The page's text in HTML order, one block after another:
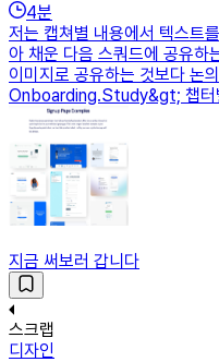
4분
저는 캡쳐별 내용에서 텍스트
아 채운 다음 스쿼드에 공유하
이미지로 공유하는 것보다 논
Onboarding.Study&gt; 챕터
지금 써보러 갑니다
스크랩
디자인